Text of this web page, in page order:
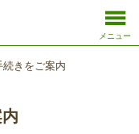
メニュー
きをご案内